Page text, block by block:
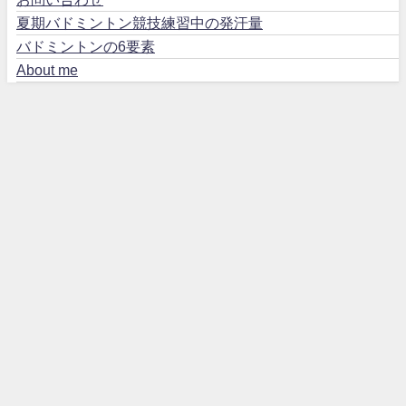
夏期バドミントン競技練習中の発汗量
バドミントンの6要素
About me